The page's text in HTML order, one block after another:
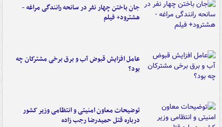
جان باختن چهار نفر در سانحه رانندگی مراغه -
هشترود+ فیلم
عامل افزایش قبوض آب و برق برخی مشترکان چه
بود؟
توضیحات معاون امنیتی و انتظامی وزیر کشور
درباره قتل حمیدرضا رجب زاده